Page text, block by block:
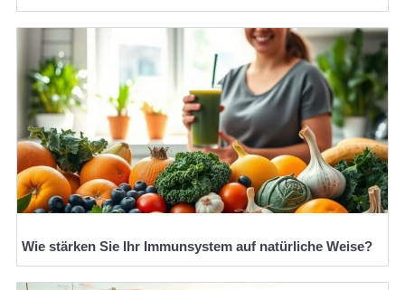
Wie stärken Sie Ihr Immunsystem auf natürliche Weise?